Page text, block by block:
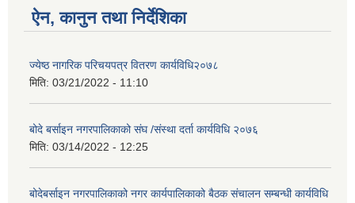
ऐन, कानुन तथा निर्देशिका
ज्येष्ठ नागरिक परिचयपत्र वितरण कार्यविधि२०७८
मिति: 03/21/2022 - 11:10
बोदे बर्साइन नगरपालिकाको संघ /संस्था दर्ता कार्यविधि २०७६
मिति: 03/14/2022 - 12:25
बोदेबर्साइन नगरपालिकाको नगर कार्यपालिकाको बैठक संचालन सम्बन्धी कार्यविधि